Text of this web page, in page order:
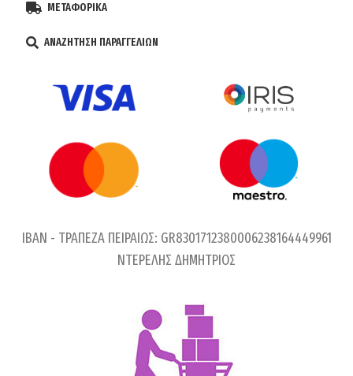
ΜΕΤΑΦΟΡΙΚΑ
ΑΝΑΖΗΤΗΣΗ ΠΑΡΑΓΓΕΛΙΩΝ
IBAN - ΤΡΑΠΕΖΑ ΠΕΙΡΑΙΩΣ: GR8301712380006238164449961
ΝΤΕΡΕΛΗΣ ΔΗΜΗΤΡΙΟΣ